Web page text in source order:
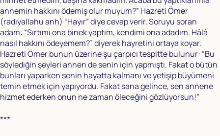
annemin hakkını ödemiş olur muyum?” Hazreti Ömer
(radıyallahu anh) “Hayır” diye cevap verir. Soruyu soran
adam: “Sırtımı ona binek yaptım, kendimi ona adadım. Hâlâ
nasıl hakkını ödeyemem?” diyerek hayretini ortaya koyar.
Hazreti Ömer bunun üzerine şu çarpıcı tespitte bulunur: “Bu
söylediğin şeyleri annen de senin için yapmıştı. Fakat o bütün
bunları yaparken senin hayatta kalmanı ve yetişip büyümeni
temin etmek için yapıyordu. Fakat sana gelince, sen annene
hizmet ederken onun ne zaman öleceğini gözlüyorsun!”
***